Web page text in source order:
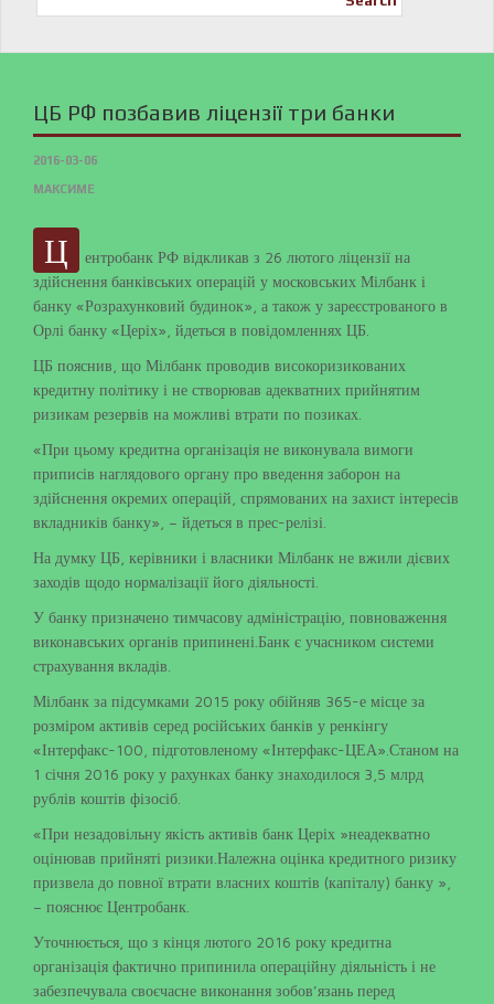
ЦБ РФ позбавив ліцензії три банки
2016-03-06
МАКСИМЕ
Ц
ентробанк РФ відкликав з 26 лютого ліцензії на
здійснення банківських операцій у московських Мілбанк і
банку «Розрахунковий будинок», а також у зареєстрованого в
Орлі банку «Церіх», йдеться в повідомленнях ЦБ.
ЦБ пояснив, що Мілбанк проводив високоризикованих
кредитну політику і не створював адекватних прийнятим
ризикам резервів на можливі втрати по позиках.
«При цьому кредитна організація не виконувала вимоги
приписів наглядового органу про введення заборон на
здійснення окремих операцій, спрямованих на захист інтересів
вкладників банку», – йдеться в прес-релізі.
На думку ЦБ, керівники і власники Мілбанк не вжили дієвих
заходів щодо нормалізації його діяльності.
У банку призначено тимчасову адміністрацію, повноваження
виконавських органів припинені.Банк є учасником системи
страхування вкладів.
Мілбанк за підсумками 2015 року обійняв 365-е місце за
розміром активів серед російських банків у ренкінгу
«Інтерфакс-100, підготовленому «Інтерфакс-ЦЕА».Станом на
1 січня 2016 року у рахунках банку знаходилося 3,5 млрд
рублів коштів фізосіб.
«При незадовільну якість активів банк Церіх »неадекватно
оцінював прийняті ризики.Належна оцінка кредитного ризику
призвела до повної втрати власних коштів (капіталу) банку »,
– пояснює Центробанк.
Уточнюється, що з кінця лютого 2016 року кредитна
організація фактично припинила операційну діяльність і не
забезпечувала своєчасне виконання зобов’язань перед